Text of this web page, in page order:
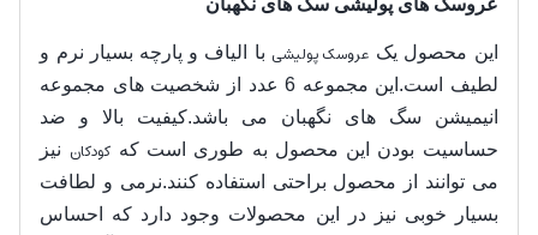
عروسک های پولیشی سگ های نگهبان
این محصول یک عروسک پولیشی با الیاف و پارچه بسیار نرم و
لطیف است.این مجموعه 6 عدد از شخصیت های مجموعه
انیمیشن سگ های نگهبان می باشد.کیفیت بالا و ضد
حساسیت بودن این محصول به طوری است که کودکان نیز
می توانند از محصول براحتی استفاده کنند.نرمی و لطافت
بسیار خوبی نیز در این محصولات وجود دارد که احساس